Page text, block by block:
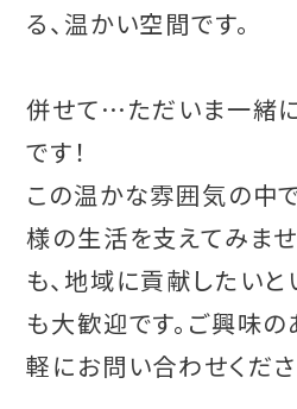
る、温かい空間です。
併せて…ただいま一緒
です！
この温かな雰囲気の中
様の生活を支えてみま
も、地域に貢献したい
も大歓迎です。ご興味
軽にお問い合わせくださ